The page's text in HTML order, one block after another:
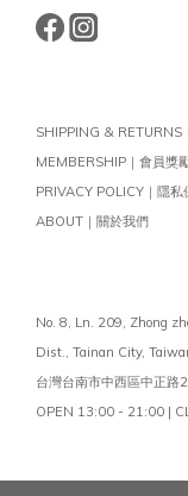
SHIPPING & RETURNS
MEMBERSHIP｜會員獎
PRIVACY POLICY｜隱私
ABOUT｜關於我們
No. 8, Ln. 209, Zhong
Dist., Tainan City,
台灣台南市中西區中正路
OPEN 13:00 - 21:00 |